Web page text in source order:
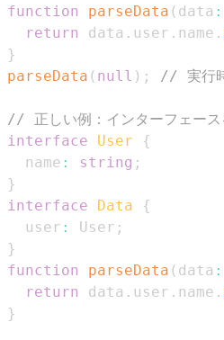
function
parseData ( data :
return
data . user . name .
}
parseData ( null ) ; // 実行時
// 正しい例：インターフェース
interface
User
{
  name
: string ;
}
interface
Data
{
  user
: User ;
}
function
parseData ( data :
return
data . user . name .
}